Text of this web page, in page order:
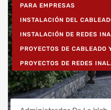
PARA EMPRESAS
INSTALACIÓN DEL
INSTALACIÓN DE REDES
PROYECTOS DE CABLEADO
PROYECTOS DE REDES